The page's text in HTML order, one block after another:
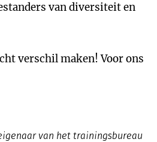
van diversiteit en
verschil maken! Voor ons
van het trainingsbureau